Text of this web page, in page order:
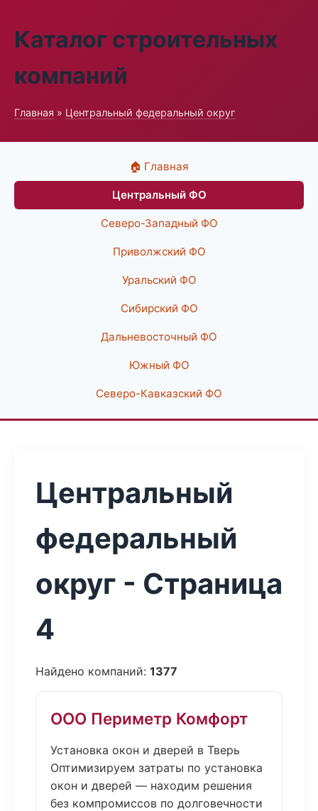
Каталог строительных
компаний
Главная » Центральный федеральный округ
🏠 Главная
Центральный ФО
Северо-Западный ФО
Приволжский ФО
Уральский ФО
Сибирский ФО
Дальневосточный ФО
Южный ФО
Северо-Кавказский ФО
Центральный
федеральный
округ - Страница
4
Найдено компаний: 1377
ООО Периметр Комфорт
Установка окон и дверей в Тверь
Оптимизируем затраты по установка
окон и дверей — находим решения
без компромиссов по долговечности